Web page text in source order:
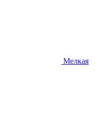
Мелкая